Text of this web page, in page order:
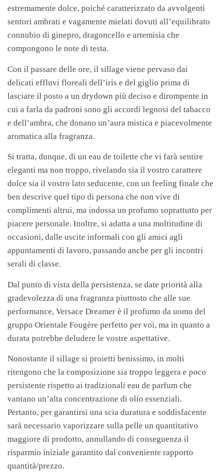
estremamente dolce, poiché caratterizzato da avvolgenti
sentori ambrati e vagamente mielati dovuti all’equilibrato
connubio di ginepro, dragoncello e artemisia che
compongono le note di testa.
Con il passare delle ore, il sillage viene pervaso dai
delicati effluvi floreali dell’iris e del giglio prima di
lasciare il posto a un drydown più deciso e dirompente in
cui a farla da padroni sono gli accordi legnosi del tabacco
e dell’ambra, che donano un’aura mistica e piacevolmente
aromatica alla fragranza.
Si tratta, dunque, di un eau de toilette che vi farà sentire
eleganti ma non troppo, rivelando sia il vostro carattere
dolce sia il vostro lato seducente, con un feeling finale che
ben descrive quel tipo di persona che non vive di
complimenti altrui, ma indossa un profumo soprattutto per
piacere personale. Inoltre, si adatta a una moltitudine di
occasioni, dalle uscite informali con gli amici agli
appuntamenti di lavoro, passando anche per gli incontri
serali di classe.
Dal punto di vista della persistenza, se date priorità alla
gradevolezza di una fragranza piuttosto che alle sue
performance, Versace Dreamer è il profumo da uomo del
gruppo Orientale Fougère perfetto per voi, ma in quanto a
durata potrebbe deludere le vostre aspettative.
Nonostante il sillage si proietti benissimo, in molti
ritengono che la composizione sia troppo leggera e poco
persistente rispetto ai tradizionali eau de parfum che
vantano un’alta concentrazione di olio essenziali.
Pertanto, per garantirsi una scia duratura e soddisfacente
sarà necessario vaporizzare sulla pelle un quantitativo
maggiore di prodotto, annullando di conseguenza il
risparmio iniziale garantito dal conveniente rapporto
quantità/prezzo.